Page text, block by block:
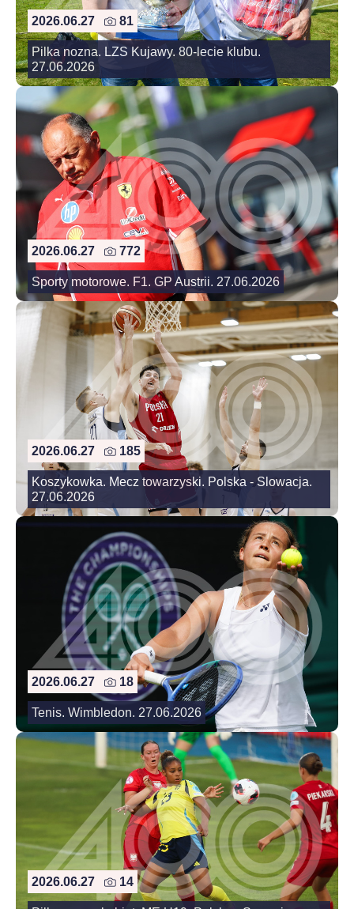
2026.06.27 81
Pilka nozna. LZS Kujawy. 80-lecie klubu.
27.06.2026
2026.06.27 772
Sporty motorowe. F1. GP Austrii. 27.06.2026
2026.06.27 185
Koszykowka. Mecz towarzyski. Polska - Slowacja.
27.06.2026
2026.06.27 18
Tenis. Wimbledon. 27.06.2026
2026.06.27 14